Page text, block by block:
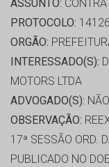
ASSUNTO:
PROTOCOLO:
ORGÃO:
INTERESSADO(S):
MOTORS LTDA
ADVOGADO(S):
OBSERVAÇÃO:
17ª SESSÃO ORD.
PUBLICADO NO